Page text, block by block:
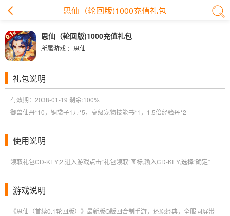
思仙（轮回版)1000充值礼包
思仙（轮回版)1000充值礼包
所属游戏 ： 思仙
礼包说明
有效期：2038-01-19 剩余:100%
御兽仙丹*10，铜袋子1万*5，高级宠物技能书*1，1.5倍经验丹*2
使用说明
领取礼包CD-KEY;2.进入游戏点击“礼包领取”图标,输入CD-KEY,选择“确定”
游戏说明
《思仙（首续0.1轮回版）》最新版Q版回合制手游，还原经典，全服同屏带